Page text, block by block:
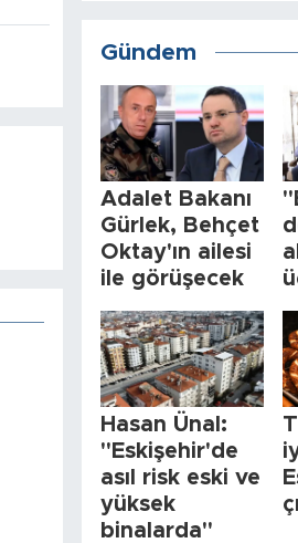
Gündem
Adalet Bakanı
Gürlek, Behçet
Oktay'ın ailesi
ile görüşecek
Hasan Ünal:
"Eskişehir'de
asıl risk eski ve
yüksek
binalarda"